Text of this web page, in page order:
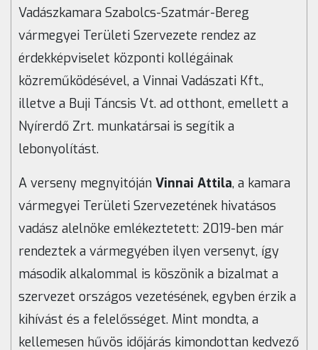
Vadászkamara Szabolcs-Szatmár-Bereg
vármegyei Területi Szervezete rendez az
érdekképviselet központi kollégáinak
közreműködésével, a Vinnai Vadászati Kft.,
illetve a Buji Táncsis Vt. ad otthont, emellett a
Nyírerdő Zrt. munkatársai is segítik a
lebonyolítást.
A verseny megnyitóján Vinnai Attila, a kamara
vármegyei Területi Szervezetének hivatásos
vadász alelnöke emlékeztetett: 2019-ben már
rendeztek a vármegyében ilyen versenyt, így
második alkalommal is köszönik a bizalmat a
szervezet országos vezetésének, egyben érzik a
kihívást és a felelősséget. Mint mondta, a
kellemesen hűvös időjárás kimondottan kedvező